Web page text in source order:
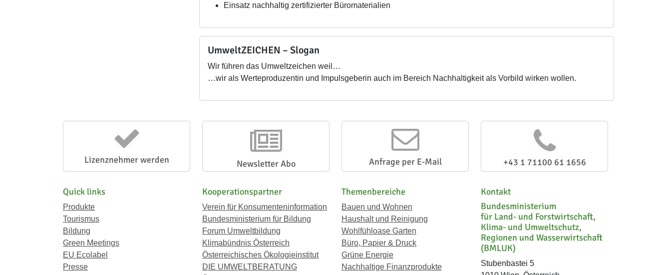
Einsatz nachhaltig zertifizierter Büromaterialien
UmweltZEICHEN – Slogan
Wir führen das Umweltzeichen weil…
…wir als Werteproduzentin und Impulsgeberin auch im Bereich Nachhaltigkeit als Vorbild wirken wollen.
Lizenznehmer werden Newsletter Abo Anfrage per E-Mail +43 1 71100 61 1656
Quick links
Produkte
Tourismus
Bildung
Green Meetings
EU Ecolabel
Presse
Kooperationspartner
Verein für Konsumenteninformation
Bundesministerium für Bildung
Forum Umweltbildung
Klimabündnis Österreich
Österreichisches Ökologieinstitut
DIE UMWELTBERATUNG
Themenbereiche
Bauen und Wohnen
Haushalt und Reinigung
Wohlfühloase Garten
Büro, Papier & Druck
Grüne Energie
Nachhaltige Finanzprodukte
Kontakt
Bundesministerium
für Land- und Forstwirtschaft,
Klima- und Umweltschutz,
Regionen und Wasserwirtschaft
(BMLUK)
Stubenbastei 5